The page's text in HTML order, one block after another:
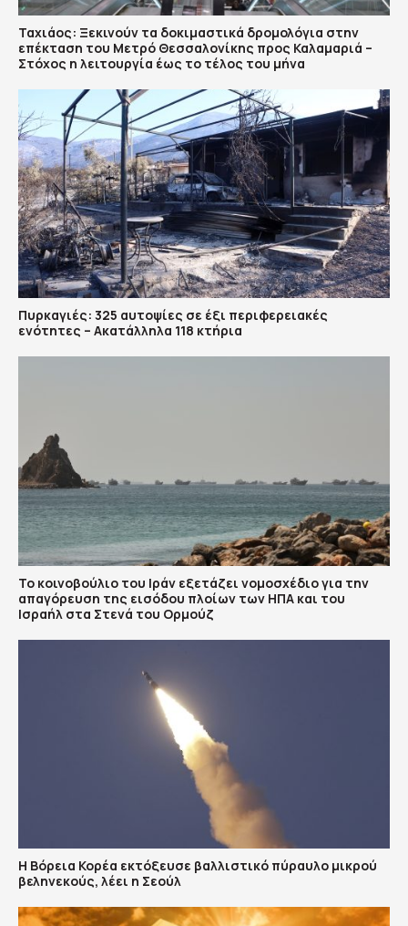
Ταχιάος: Ξεκινούν τα δοκιμαστικά δρομολόγια στην
επέκταση του Μετρό Θεσσαλονίκης προς Καλαμαριά –
Στόχος η λειτουργία έως το τέλος του μήνα
Πυρκαγιές: 325 αυτοψίες σε έξι περιφερειακές
ενότητες – Ακατάλληλα 118 κτήρια
To κοινοβούλιο του Ιράν εξετάζει νομοσχέδιο για την
απαγόρευση της εισόδου πλοίων των ΗΠΑ και του
Ισραήλ στα Στενά του Ορμούζ
Η Βόρεια Κορέα εκτόξευσε βαλλιστικό πύραυλο μικρού
βεληνεκούς, λέει η Σεούλ